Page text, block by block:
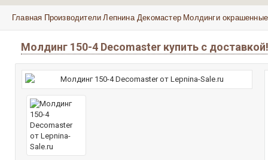
Главная Производители Лепнина Декомастер Молдинги
Молдинг 150-4 Decomaster купить с